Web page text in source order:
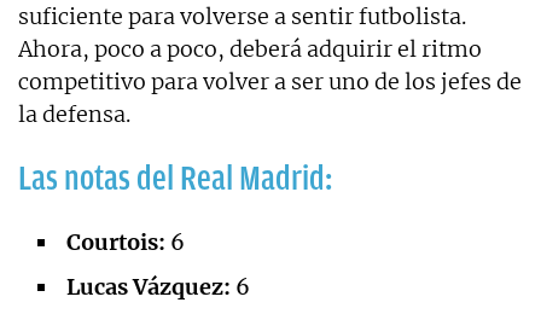
suficiente para volverse a sentir futbolista.
Ahora, poco a poco, deberá adquirir el ritmo
competitivo para volver a ser uno de los jefes de
la defensa.
Las notas del Real Madrid:
Courtois: 6
Lucas Vázquez: 6